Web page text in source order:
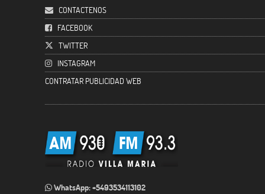
CONTACTENOS
FACEBOOK
TWITTER
INSTAGRAM
CONTRATAR PUBLICIDAD WEB
WhatsApp: +5493534113102